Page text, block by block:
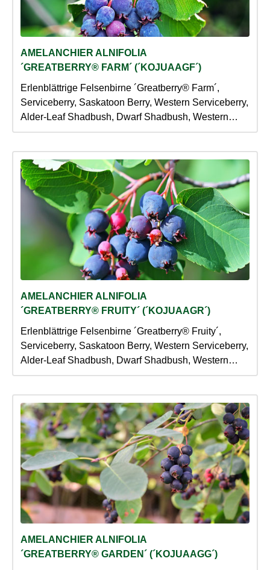
AMELANCHIER ALNIFOLIA
´GREATBERRY® FARM´ (´KOJUAAGF´)
Erlenblättrige Felsenbirne ´Greatberry® Farm´,
Serviceberry, Saskatoon Berry, Western Serviceberry,
Alder-Leaf Shadbush, Dwarf Shadbush, Western
Juneberry
AMELANCHIER ALNIFOLIA
´GREATBERRY® FRUITY´ (´KOJUAAGR´)
Erlenblättrige Felsenbirne ´Greatberry® Fruity´,
Serviceberry, Saskatoon Berry, Western Serviceberry,
Alder-Leaf Shadbush, Dwarf Shadbush, Western
Juneberry
AMELANCHIER ALNIFOLIA
´GREATBERRY® GARDEN´ (´KOJUAAGG´)